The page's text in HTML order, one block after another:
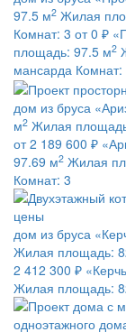
97.5 м2 Жилая
Комнат: 3 от 0 ₽
площадь: 97.5 м2
мансарда Комнат:
дом из бруса
м2 Жилая
от 2 189 600 ₽
97.69 м2 Жилая
Комнат: 3
дом из бруса
Жилая площадь:
2 412 300 ₽
Жилая площадь: